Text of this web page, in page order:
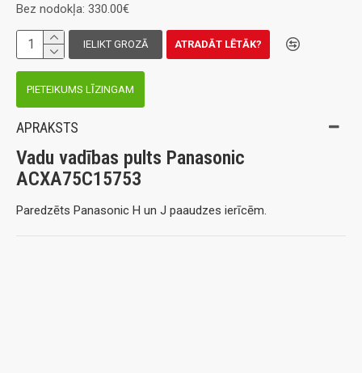
Bez nodokļa: 330.00€
IELIKT GROZĀ ATRADĀT LĒTĀK?
PIETEIKUMS LĪZINGAM
APRAKSTS
Vadu vadības pults Panasonic
ACXA75C15753
Paredzēts Panasonic H un J paaudzes ierīcēm.